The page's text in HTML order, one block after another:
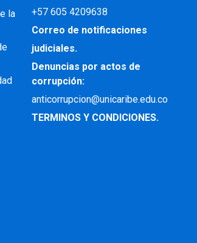
la
+57605 4209638
Correo de notificaciones
judiciales.
Denuncias por actos de
corrupción:
anticorrupcion@unicaribe.edu.co
TERMINOS Y CONDICIONES.